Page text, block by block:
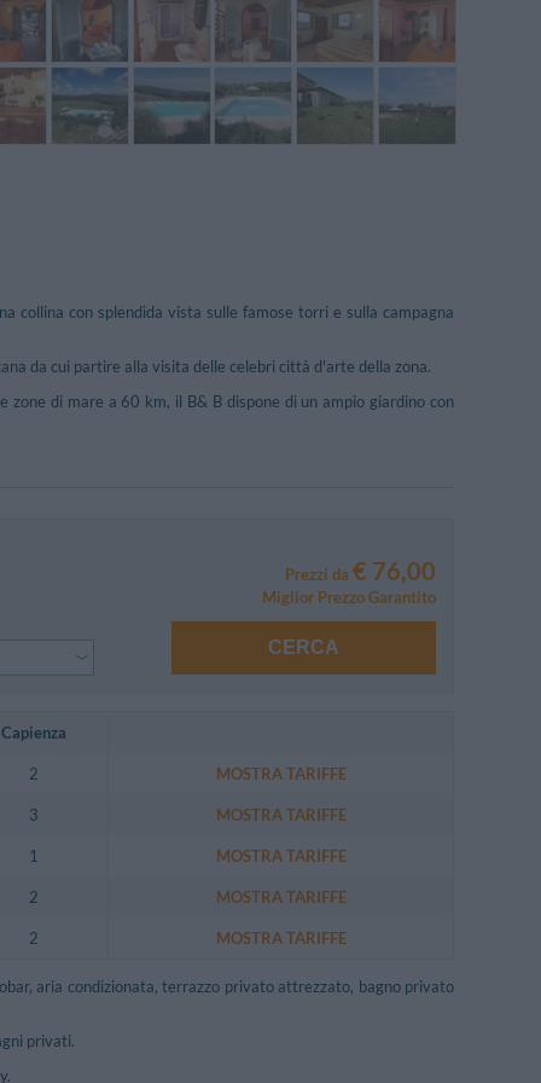
collina con splendida vista sulle famose torri e sulla campagna
da cui partire alla visita delle celebri città d'arte della zona.
di mare a 60 km, il B& B dispone di un ampio giardino con
Prezzi da € 76,00
Miglior Prezzo Garantito
CERCA
Capienza
2 MOSTRA TARIFFE
3 MOSTRA TARIFFE
1 MOSTRA TARIFFE
2 MOSTRA TARIFFE
2 MOSTRA TARIFFE
aria condizionata, terrazzo privato attrezzato, bagno privato
privati.